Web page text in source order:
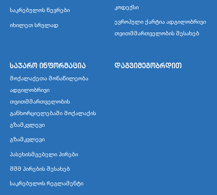
საკრებულოს წევრები
იხილეთ სრულად
კოდექსი
ევროპული ქარტია ადგილობრივი
თვითმმართველობის შესახებ
საჯარო ინფორმაცია
მოქალაქეთა მონაწილეობა
ადგილობრივი
თვითმმართველობის
განხორციელებაში მოქალაქის
გზამკვლევი
გზამკვლევი
პასუხისმგებელი პირები
შშმ პირების შესახებ
საკრებულოს რეგლამენტი
დაგვიმეგობრდით